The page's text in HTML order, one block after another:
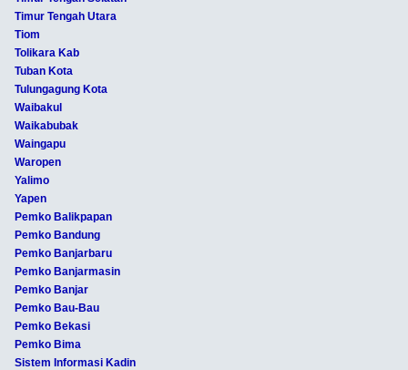
Timur Tengah Utara
Tiom
Tolikara Kab
Tuban Kota
Tulungagung Kota
Waibakul
Waikabubak
Waingapu
Waropen
Yalimo
Yapen
Pemko Balikpapan
Pemko Bandung
Pemko Banjarbaru
Pemko Banjarmasin
Pemko Banjar
Pemko Bau-Bau
Pemko Bekasi
Pemko Bima
Sistem Informasi Kadin